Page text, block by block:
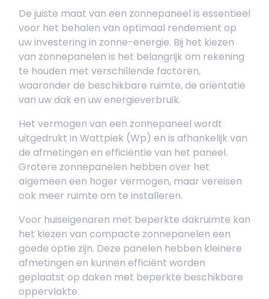
De juiste maat van een zonnepaneel is essentieel
voor het behalen van optimaal rendement op
uw investering in zonne-energie. Bij het kiezen
van zonnepanelen is het belangrijk om rekening
te houden met verschillende factoren,
waaronder de beschikbare ruimte, de oriëntatie
van uw dak en uw energieverbruik.
Het vermogen van een zonnepaneel wordt
uitgedrukt in Wattpiek (Wp) en is afhankelijk van
de afmetingen en efficiëntie van het paneel.
Grotere zonnepanelen hebben over het
algemeen een hoger vermogen, maar vereisen
ook meer ruimte om te installeren.
Voor huiseigenaren met beperkte dakruimte kan
het kiezen van compacte zonnepanelen een
goede optie zijn. Deze panelen hebben kleinere
afmetingen en kunnen efficiënt worden
geplaatst op daken met beperkte beschikbare
oppervlakte.